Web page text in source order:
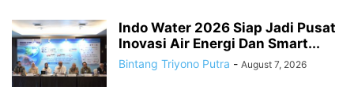
Indo Water 2026 Siap Jadi Pusat
Inovasi Air Energi Dan Smart...
Bintang Triyono Putra - August 7, 2026